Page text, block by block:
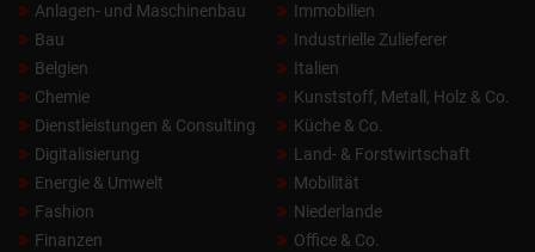
Anlagen- und Maschinenbau
Bau
Belgien
Chemie
Dienstleistungen & Consulting
Digitalisierung
Energie & Umwelt
Fashion
Finanzen
Immobilien
Industrielle Zulieferer
Italien
Kunststoff, Metall, Holz & Co.
Küche & Co.
Land- & Forstwirtschaft
Mobilität
Niederlande
Office & Co.